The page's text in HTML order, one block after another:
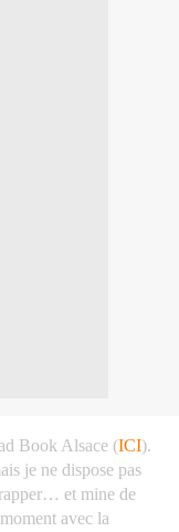
Book Alsace (ICI).
je ne dispose pas
et mine de
avec la